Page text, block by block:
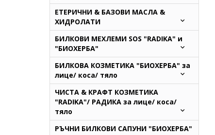
ЕТЕРИЧНИ & БАЗОВИ МАСЛА &
ХИДРОЛАТИ
БИЛКОВИ МЕХЛЕМИ SOS "RADIKA" и
"БИОХЕРБА"
БИЛКОВА КОЗМЕТИКА "БИОХЕРБА" за
лице/ коса/ тяло
ЧИСТА & КРАФТ КОЗМЕТИКА
"RADIKA"/ РАДИКА за лице/ коса/
тяло
РЪЧНИ БИЛКОВИ САПУНИ "БИОХЕРБА"